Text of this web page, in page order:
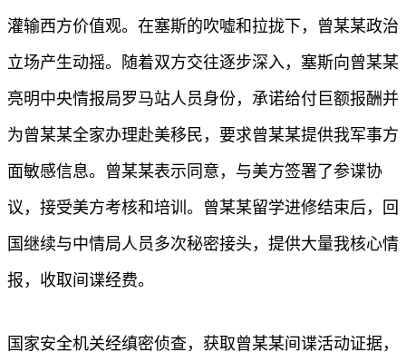
灌输西方价值观。在塞斯的吹嘘和拉拢下，曾某某政治
立场产生动摇。随着双方交往逐步深入，塞斯向曾某某
亮明中央情报局罗马站人员身份，承诺给付巨额报酬并
为曾某某全家办理赴美移民，要求曾某某提供我军事方
面敏感信息。曾某某表示同意，与美方签署了参谍协
议，接受美方考核和培训。曾某某留学进修结束后，回
国继续与中情局人员多次秘密接头，提供大量我核心情
报，收取间谍经费。
国家安全机关经缜密侦查，获取曾某某间谍活动证据，